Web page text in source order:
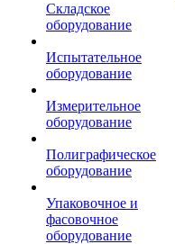
Складское
оборудование
Испытательное
оборудование
Измерительное
оборудование
Полиграфическое
оборудование
Упаковочное и
фасовочное
оборудование